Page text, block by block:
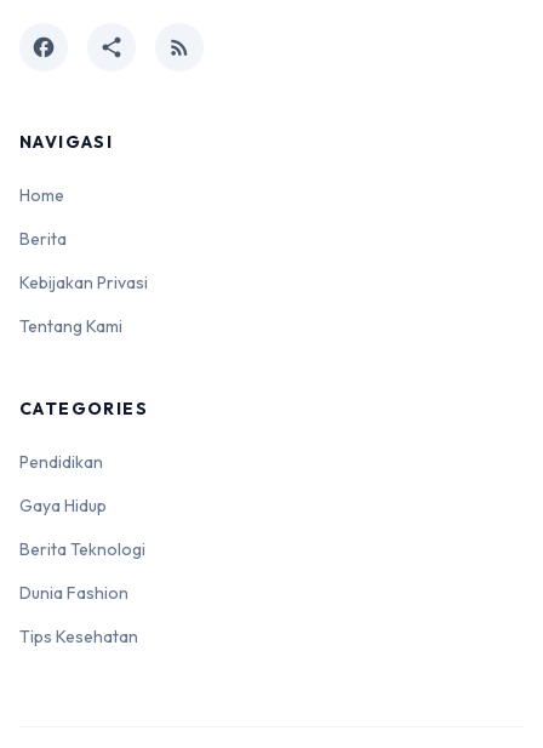
facebook share rss_feed
NAVIGASI
Home
Berita
Kebijakan Privasi
Tentang Kami
CATEGORIES
Pendidikan
Gaya Hidup
Berita Teknologi
Dunia Fashion
Tips Kesehatan